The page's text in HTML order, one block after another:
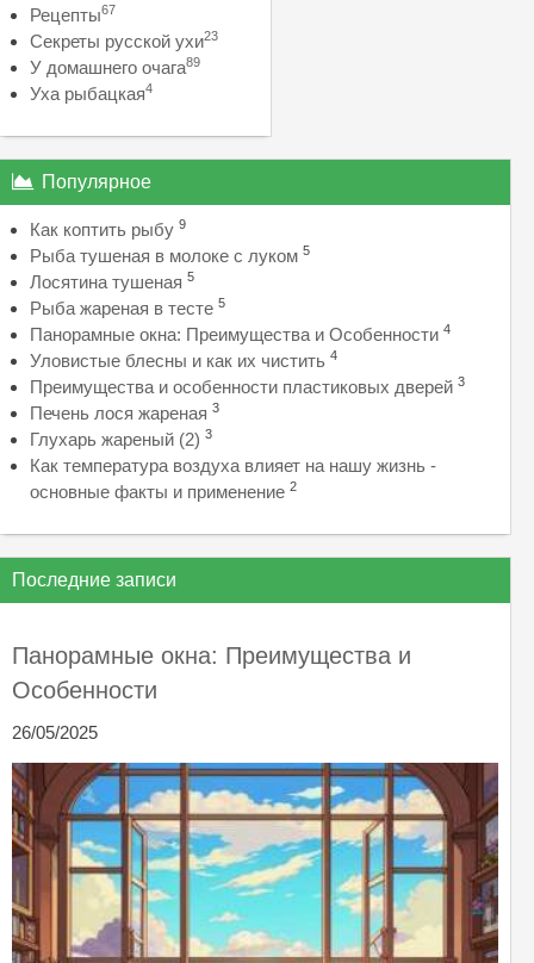
Рецепты67
Секреты русской ухи23
У домашнего очага89
Уха рыбацкая4
Популярное
Как коптить рыбу 9
Рыба тушеная в молоке с луком 5
Лосятина тушеная 5
Рыба жареная в тесте 5
Панорамные окна: Преимущества и Особенности 4
Уловистые блесны и как их чистить 4
Преимущества и особенности пластиковых дверей 3
Печень лося жареная 3
Глухарь жареный (2) 3
Как температура воздуха влияет на нашу жизнь -
основные факты и применение 2
Последние записи
Панорамные окна: Преимущества и
Особенности
26/05/2025